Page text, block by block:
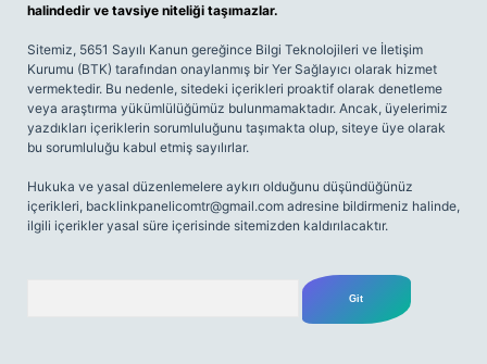
halindedir ve tavsiye niteliği taşımazlar.
Sitemiz, 5651 Sayılı Kanun gereğince Bilgi Teknolojileri ve İletişim
Kurumu (BTK) tarafından onaylanmış bir Yer Sağlayıcı olarak hizmet
vermektedir. Bu nedenle, sitedeki içerikleri proaktif olarak denetleme
veya araştırma yükümlülüğümüz bulunmamaktadır. Ancak, üyelerimiz
yazdıkları içeriklerin sorumluluğunu taşımakta olup, siteye üye olarak
bu sorumluluğu kabul etmiş sayılırlar.
Hukuka ve yasal düzenlemelere aykırı olduğunu düşündüğünüz
içerikleri, backlinkpanelicomtr@gmail.com adresine bildirmeniz halinde,
ilgili içerikler yasal süre içerisinde sitemizden kaldırılacaktır.